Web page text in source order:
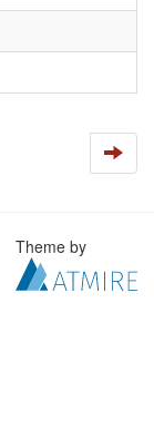
Theme by